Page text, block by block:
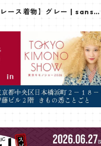
レース着物】グレー | sansh